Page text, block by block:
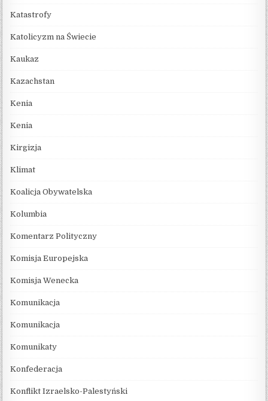
Katastrofy
Katolicyzm na Świecie
Kaukaz
Kazachstan
Kenia
Kenia
Kirgizja
Klimat
Koalicja Obywatelska
Kolumbia
Komentarz Polityczny
Komisja Europejska
Komisja Wenecka
Komunikacja
Komunikacja
Komunikaty
Konfederacja
Konflikt Izraelsko-Palestyński